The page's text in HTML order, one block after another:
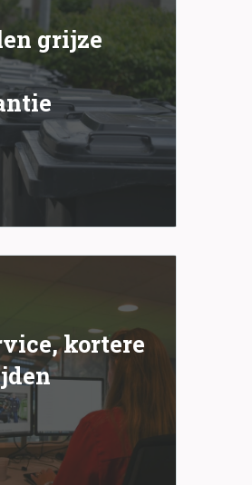
grijze
kortere